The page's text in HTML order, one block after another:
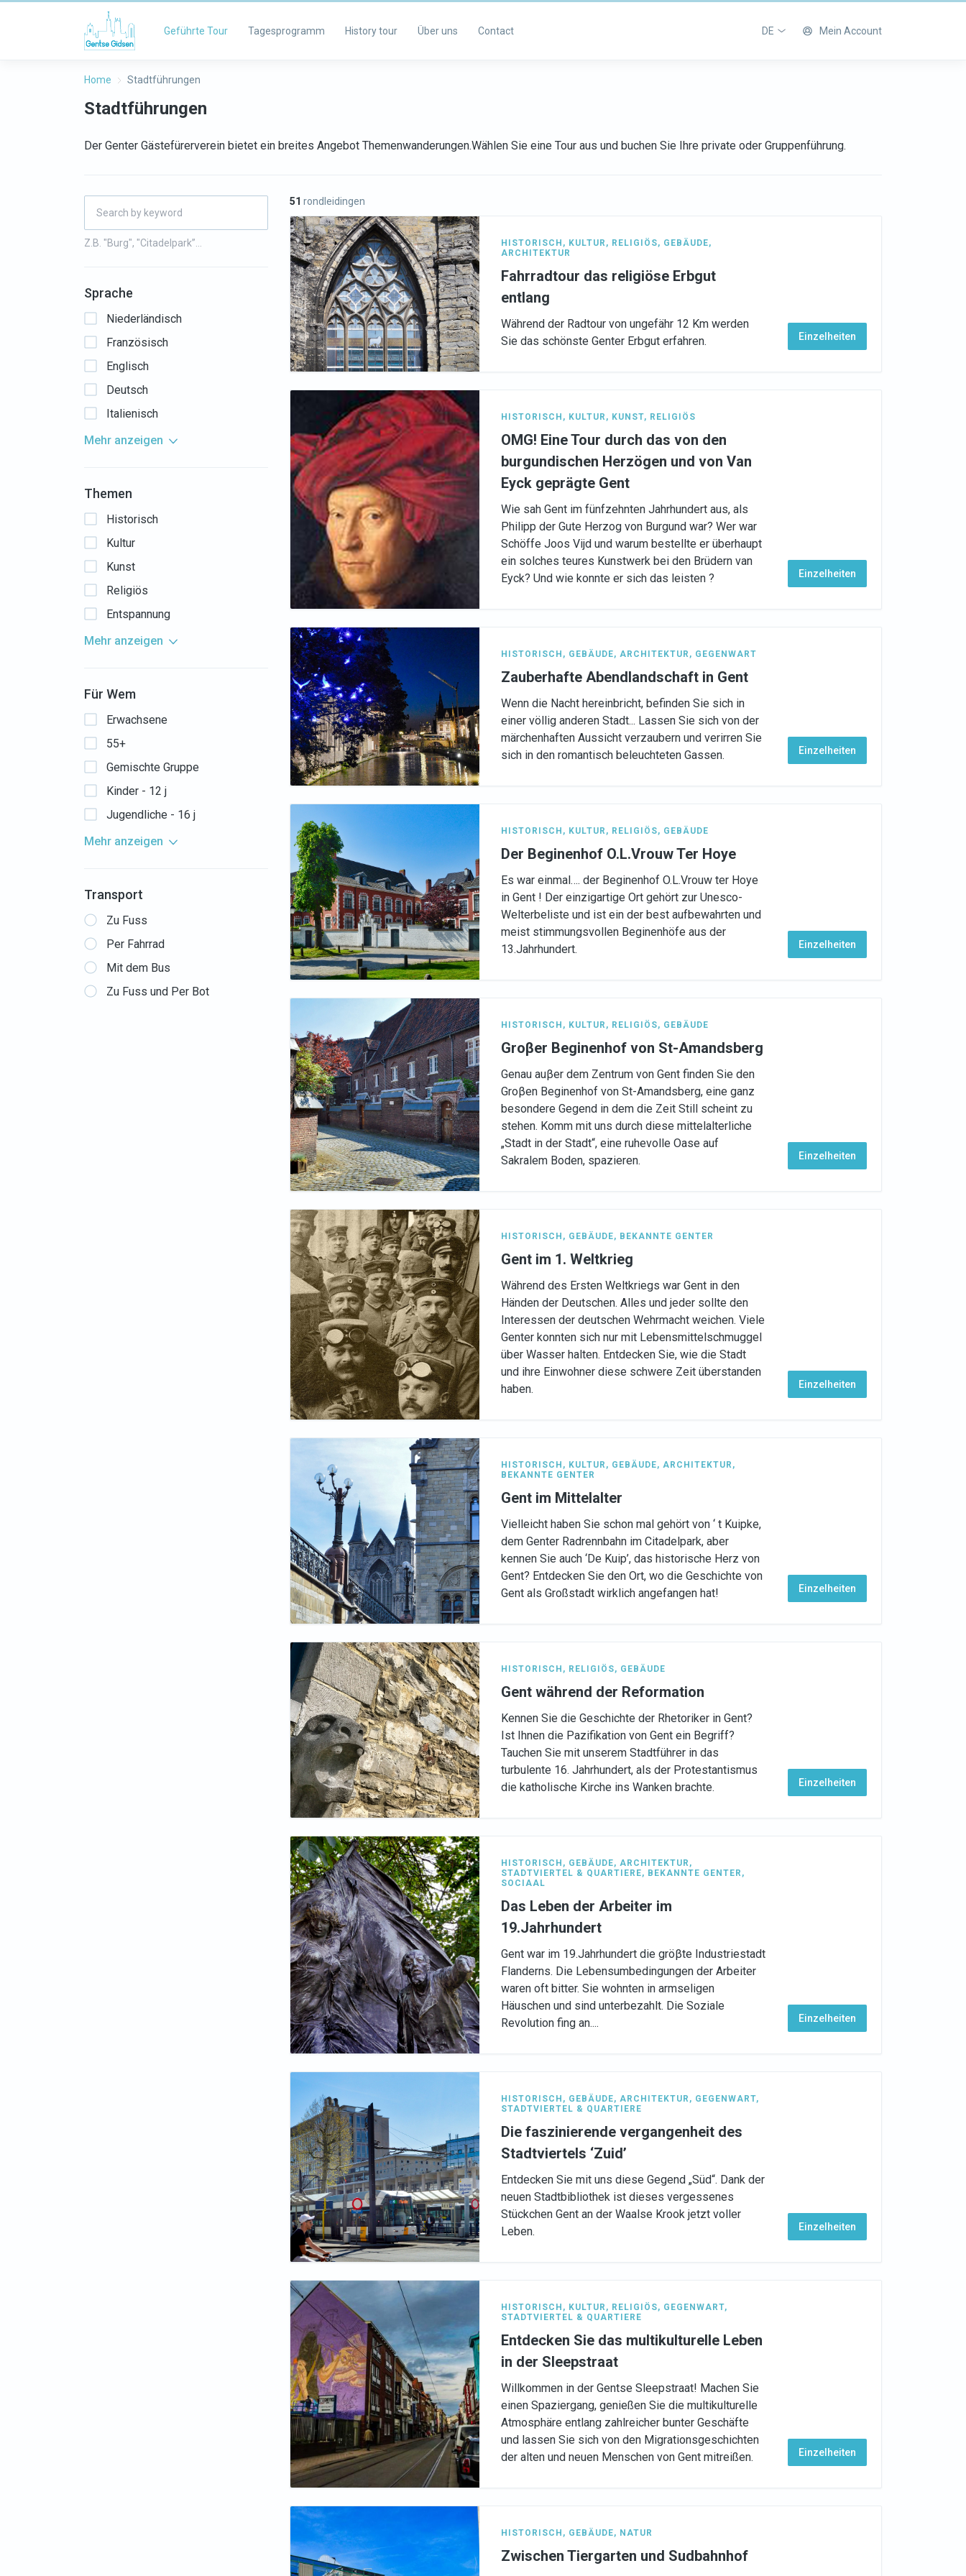
Geführte Tour Tagesprogramm History tour Über uns Contact DE Mein Account
Home Stadtführungen
Stadtführungen
Der Genter Gästefürerverein bietet ein breites Angebot Themenwanderungen.Wählen Sie eine Tour aus und buchen Sie Ihre private oder Gruppenführung.
Z.B. "Burg", "Citadelpark”…
Sprache
Niederländisch
Französisch
Englisch
Deutsch
Italienisch
Mehr anzeigen
Themen
Historisch
Kultur
Kunst
Religiös
Entspannung
Mehr anzeigen
Für Wem
Erwachsene
55+
Gemischte Gruppe
Kinder - 12 j
Jugendliche - 16 j
Mehr anzeigen
Transport
Zu Fuss
Per Fahrrad
Mit dem Bus
Zu Fuss und Per Bot
51 rondleidingen
HISTORISCH , KULTUR , RELIGIÖS, GEBÄUDE,
ARCHITEKTUR
Fahrradtour das religiöse Erbgut
entlang
Während der Radtour von ungefähr 12 Km werden
Sie das schönste Genter Erbgut erfahren.
Einzelheiten
HISTORISCH , KULTUR , KUNST, RELIGIÖS
OMG! Eine Tour durch das von den
burgundischen Herzögen und von Van
Eyck geprägte Gent
Wie sah Gent im fünfzehnten Jahrhundert aus, als
Philipp der Gute Herzog von Burgund war? Wer war
Schöffe Joos Vijd und warum bestellte er überhaupt
ein solches teures Kunstwerk bei den Brüdern van
Eyck? Und wie konnte er sich das leisten ?
Einzelheiten
HISTORISCH , GEBÄUDE, ARCHITEKTUR , GEGENWART
Zauberhafte Abendlandschaft in Gent
Wenn die Nacht hereinbricht, befinden Sie sich in
einer völlig anderen Stadt... Lassen Sie sich von der
märchenhaften Aussicht verzaubern und verirren Sie
sich in den romantisch beleuchteten Gassen.
Einzelheiten
HISTORISCH , KULTUR , RELIGIÖS, GEBÄUDE
Der Beginenhof O.L.Vrouw Ter Hoye
Es war einmal…. der Beginenhof O.L.Vrouw ter Hoye
in Gent ! Der einzigartige Ort gehört zur Unesco-
Welterbeliste und ist ein der best aufbewahrten und
meist stimmungsvollen Beginenhöfe aus der
13.Jahrhundert.
Einzelheiten
HISTORISCH , KULTUR , RELIGIÖS, GEBÄUDE
Groβer Beginenhof von St-Amandsberg
Genau auβer dem Zentrum von Gent finden Sie den
Groβen Beginenhof von St-Amandsberg, eine ganz
besondere Gegend in dem die Zeit Still scheint zu
stehen. Komm mit uns durch diese mittelalterliche
„Stadt in der Stadt“, eine ruhevolle Oase auf
Sakralem Boden, spazieren.
Einzelheiten
HISTORISCH , GEBÄUDE, BEKANNTE GENTER
Gent im 1. Weltkrieg
Während des Ersten Weltkriegs war Gent in den
Händen der Deutschen. Alles und jeder sollte den
Interessen der deutschen Wehrmacht weichen. Viele
Genter konnten sich nur mit Lebensmittelschmuggel
über Wasser halten. Entdecken Sie, wie die Stadt
und ihre Einwohner diese schwere Zeit überstanden
haben.
Einzelheiten
HISTORISCH , KULTUR , GEBÄUDE, ARCHITEKTUR ,
BEKANNTE GENTER
Gent im Mittelalter
Vielleicht haben Sie schon mal gehört von ‘ t Kuipke,
dem Genter Radrennbahn im Citadelpark, aber
kennen Sie auch ‘De Kuip’, das historische Herz von
Gent? Entdecken Sie den Ort, wo die Geschichte von
Gent als Großstadt wirklich angefangen hat!
Einzelheiten
HISTORISCH , RELIGIÖS, GEBÄUDE
Gent während der Reformation
Kennen Sie die Geschichte der Rhetoriker in Gent?
Ist Ihnen die Pazifikation von Gent ein Begriff?
Tauchen Sie mit unserem Stadtführer in das
turbulente 16. Jahrhundert, als der Protestantismus
die katholische Kirche ins Wanken brachte.
Einzelheiten
HISTORISCH , GEBÄUDE, ARCHITEKTUR ,
STADTVIERTEL & QUARTIERE, BEKANNTE GENTER ,
SOCIAAL
Das Leben der Arbeiter im
19.Jahrhundert
Gent war im 19.Jahrhundert die gröβte Industriestadt
Flanderns. Die Lebensumbedingungen der Arbeiter
waren oft bitter. Sie wohnten in armseligen
Häuschen und sind unterbezahlt. Die Soziale
Revolution fing an....
Einzelheiten
HISTORISCH , GEBÄUDE, ARCHITEKTUR , GEGENWART,
STADTVIERTEL & QUARTIERE
Die faszinierende vergangenheit des
Stadtviertels ‘Zuid’
Entdecken Sie mit uns diese Gegend „Süd“. Dank der
neuen Stadtbibliothek ist dieses vergessenes
Stückchen Gent an der Waalse Krook jetzt voller
Leben.
Einzelheiten
HISTORISCH , KULTUR , RELIGIÖS, GEGENWART,
STADTVIERTEL & QUARTIERE
Entdecken Sie das multikulturelle Leben
in der Sleepstraat
Willkommen in der Gentse Sleepstraat! Machen Sie
einen Spaziergang, genießen Sie die multikulturelle
Atmosphäre entlang zahlreicher bunter Geschäfte
und lassen Sie sich von den Migrationsgeschichten
der alten und neuen Menschen von Gent mitreißen.
Einzelheiten
HISTORISCH , GEBÄUDE, NATUR
Zwischen Tiergarten und Sudbahnhof